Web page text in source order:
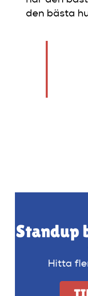
den bästa
Standup
Hitta